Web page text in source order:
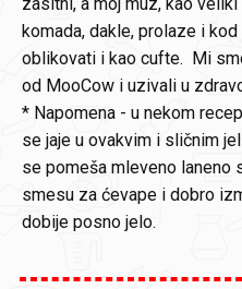
komada, dakle, prolaze i
oblikovati i kao cufte. Mi
od MooCow i uzivali u
* Napomena - u nekom
se jaje u ovakvim i sličnim
se pomeša mleveno laneno
smesu za ćevape i dobro
dobije posno jelo.